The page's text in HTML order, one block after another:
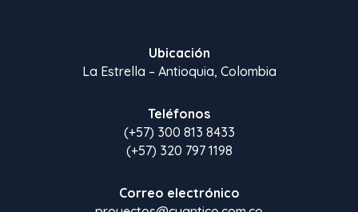
Ubicación
La Estrella – Antioquia, Colombia
Teléfonos
(+57) 300 813 8433
(+57) 320 797 1198
Correo electrónico